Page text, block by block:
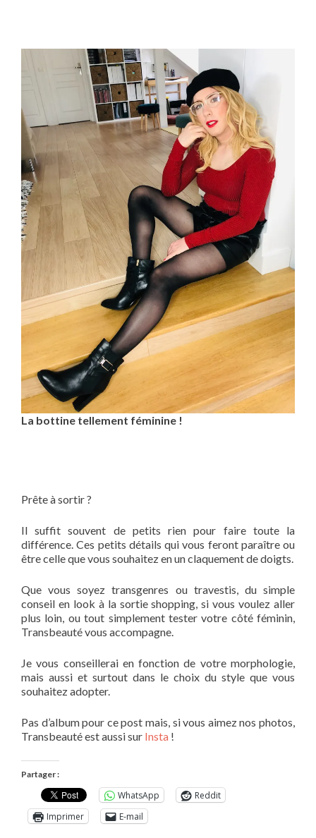
La bottine tellement féminine !
Prête à sortir ?
Il suffit souvent de petits rien pour faire toute la
différence. Ces petits détails qui vous feront paraître ou
être celle que vous souhaitez en un claquement de doigts.
Que vous soyez transgenres ou travestis, du simple
conseil en look à la sortie shopping, si vous voulez aller
plus loin, ou tout simplement tester votre côté féminin,
Transbeauté vous accompagne.
Je vous conseillerai en fonction de votre morphologie,
mais aussi et surtout dans le choix du style que vous
souhaitez adopter.
Pas d’album pour ce post mais, si vous aimez nos photos,
Transbeauté est aussi sur Insta !
Partager :
WhatsApp
Reddit
Imprimer
E-mail